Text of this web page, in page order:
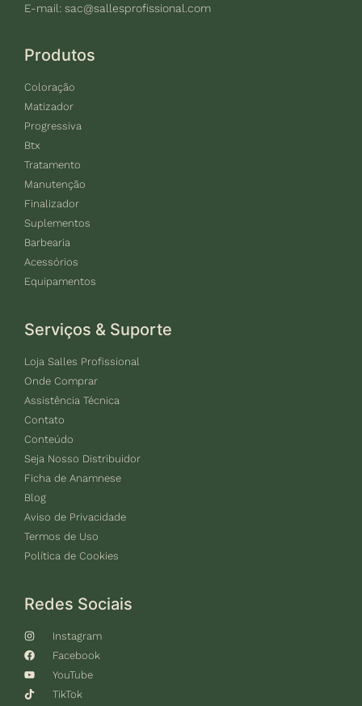
E-mail: sac@sallesprofissional.com
Produtos
Coloração
Matizador
Progressiva
Btx
Tratamento
Manutenção
Finalizador
Suplementos
Barbearia
Acessórios
Equipamentos
Serviços & Suporte
Loja Salles Profissional
Onde Comprar
Assistência Técnica
Contato
Conteúdo
Seja Nosso Distribuidor
Ficha de Anamnese
Blog
Aviso de Privacidade
Termos de Uso
Política de Cookies
Redes Sociais
Instagram
Facebook
YouTube
TikTok